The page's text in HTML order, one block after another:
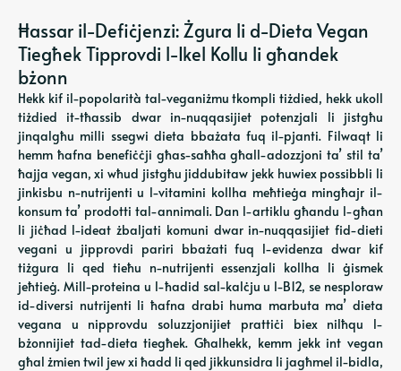
Ħassar il-Defiċjenzi: Żgura li d-Dieta Vegan
Tiegħek Tipprovdi l-Ikel Kollu li għandek
bżonn
Hekk kif il-popolarità tal-veganiżmu tkompli tiżdied, hekk ukoll
tiżdied it-tħassib dwar in-nuqqasijiet potenzjali li jistgħu
jinqalgħu milli ssegwi dieta bbażata fuq il-pjanti. Filwaqt li
hemm ħafna benefiċċji għas-saħħa għall-adozzjoni ta’ stil ta’
ħajja vegan, xi wħud jistgħu jiddubitaw jekk huwiex possibbli li
jinkisbu n-nutrijenti u l-vitamini kollha meħtieġa mingħajr il-
konsum ta’ prodotti tal-annimali. Dan l-artiklu għandu l-għan
li jiċħad l-ideat żbaljati komuni dwar in-nuqqasijiet fid-dieti
vegani u jipprovdi pariri bbażati fuq l-evidenza dwar kif
tiżgura li qed tieħu n-nutrijenti essenzjali kollha li ġismek
jeħtieġ. Mill-proteina u l-ħadid sal-kalċju u l-B12, se nesploraw
id-diversi nutrijenti li ħafna drabi huma marbuta ma’ dieta
vegana u nipprovdu soluzzjonijiet prattiċi biex nilħqu l-
bżonnijiet tad-dieta tiegħek. Għalhekk, kemm jekk int vegan
għal żmien twil jew xi ħadd li qed jikkunsidra li jagħmel il-bidla,